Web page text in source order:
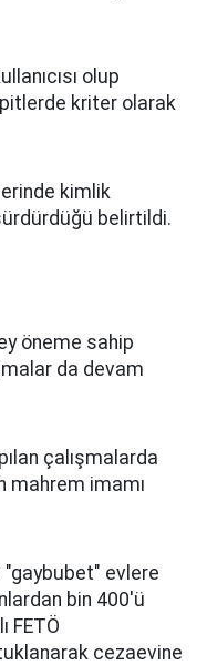
olup
kriter olarak
kimlik
belirtildi.
öneme sahip
da devam
çalışmalarda
mahrem imamı
evlere
bin 400'ü
FETÖ
cezaevine